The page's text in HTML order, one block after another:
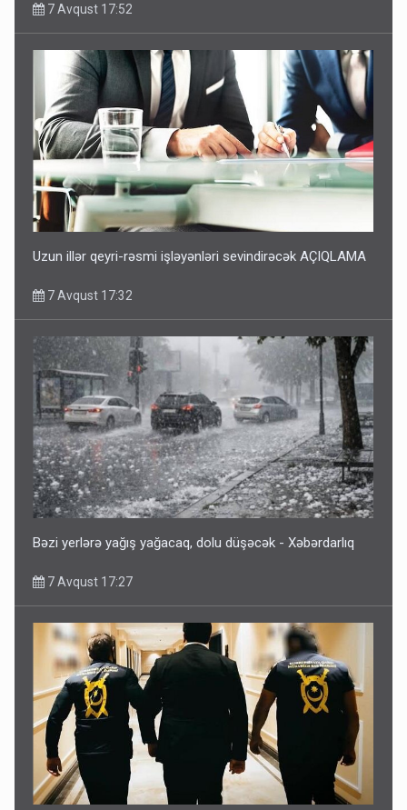
7 Avqust 17:52
Uzun illər qeyri-rəsmi işləyənləri sevindirəcək AÇIQLAMA
7 Avqust 17:32
Bəzi yerlərə yağış yağacaq, dolu düşəcək - Xəbərdarlıq
7 Avqust 17:27